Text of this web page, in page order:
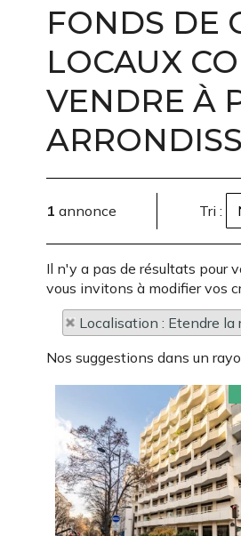
FONDS DE
LOCAUX
VENDRE À
1 annonce Tri :
Il n'y a pas de résultats pour
vous invitons à modifier vos
Localisation : Etendre
Nos suggestions dans un